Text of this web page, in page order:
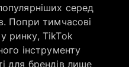
серед
Попри тимчасові
ринку, TikTok
інструменту
для брендів лише